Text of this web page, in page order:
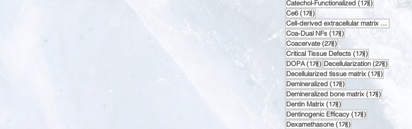
Catechol-Functionalized (1개)게시물 1개
Ce6 (1개)게시물 1개
Cell-derived extracellular matrix (1개)
Coa-Dual NFs (1개)게시물 1개
Coacervate (2개)게시물 2개
Critical Tissue Defects (1개)게시물 1개
DOPA (1개)게시물 1개
Decellularization (2개)게시물
Decellularized tissue matrix (1개)게시물 1
Demineralized (1개)게시물 1개
Demineralized bone matrix (1개)게시물 1개
Dentin Matrix (1개)게시물 1개
Dentinogenic Efficacy (1개)게시물 1개
Dexamethasone (1개)게시물 1개